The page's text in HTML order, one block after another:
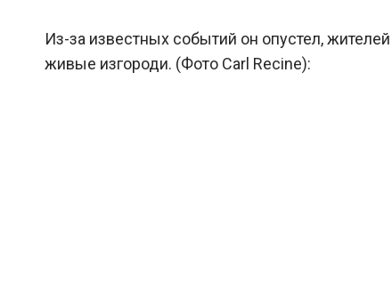
Из-за известных событий он опустел,
живые изгороди. (Фото Carl Recine):